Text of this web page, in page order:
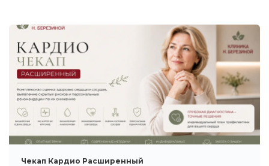
Чекап Кардио Расширенный